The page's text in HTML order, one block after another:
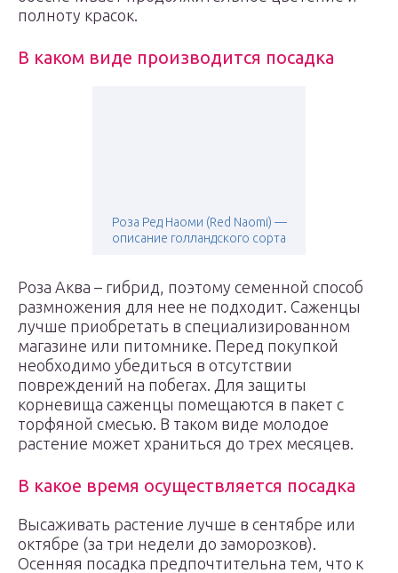
полноту красок.
В каком виде производится посадка
Роза Ред Наоми (Red Naomi) —
описание голландского сорта
Роза Аква – гибрид, поэтому семенной способ
размножения для нее не подходит. Саженцы
лучше приобретать в специализированном
магазине или питомнике. Перед покупкой
необходимо убедиться в отсутствии
повреждений на побегах. Для защиты
корневища саженцы помещаются в пакет с
торфяной смесью. В таком виде молодое
растение может храниться до трех месяцев.
В какое время осуществляется посадка
Высаживать растение лучше в сентябре или
октябре (за три недели до заморозков).
Осенняя посадка предпочтительна тем, что к